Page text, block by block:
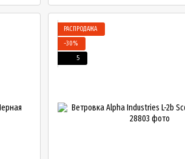
РАСПРОДАЖА
−30%
5